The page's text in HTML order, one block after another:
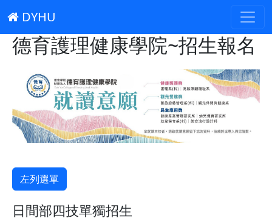
DYHU
德育護理健康學院~招生報名
左列選單
日間部四技單獨招生